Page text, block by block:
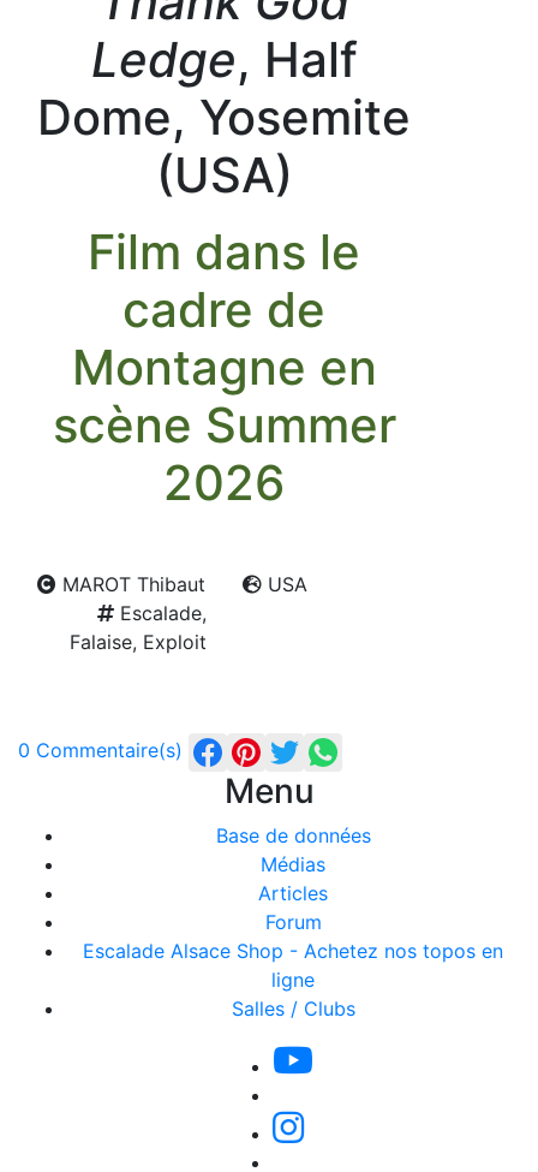
Ledge, Half
Dome, Yosemite
(USA)
Film dans le
cadre de
Montagne en
scène Summer
2026
MAROT Thibaut
USA
Escalade,
Falaise, Exploit
0 Commentaire(s)
Menu
Base de données
Médias
Articles
Forum
Escalade Alsace Shop - Achetez nos topos en
ligne
Salles / Clubs